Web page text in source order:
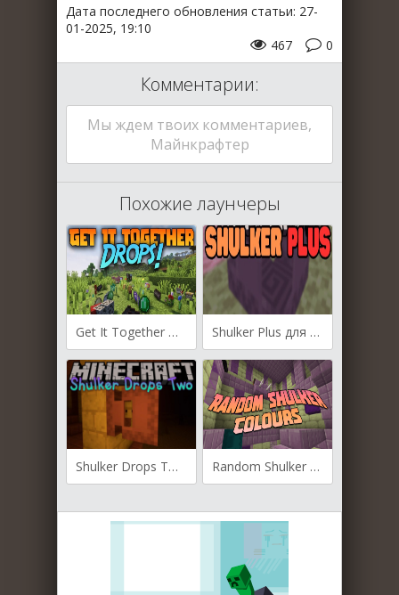
Дата последнего обновления статьи: 27-
01-2025, 19:10
0
467
Комментарии:
Мы ждем твоих комментариев,
Майнкрафтер
Похожие лаунчеры
Get It Together Drops для Майнкрафт [1.21.3, 1.21.1, 1.21] Shulker Plus для Майнкрафт [1.21, 1.20.1, 1.18.2]
Shulker Drops Two для Майнкрафт [1.20.2, 1.20.1, 1.20] Random Shulker Colours для Майнкрафт [1.20.2, 1.20.1, 1.20]